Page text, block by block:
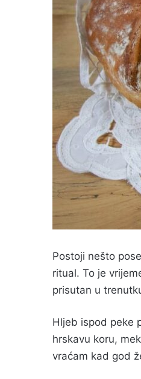
Postoji nešto
ritual. To je
prisutan u
Hljeb ispod peke
hrskavu koru,
vraćam kad god